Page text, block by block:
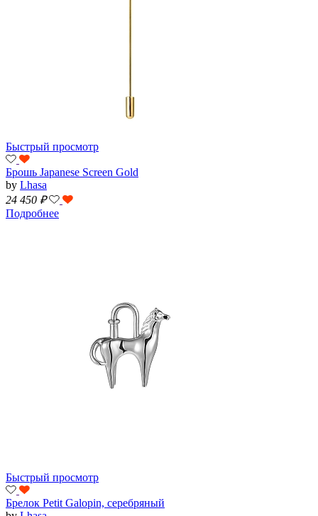
Быстрый просмотр
Брошь Japanese Screen Gold
by Lhasa
24 450 ₽
Подробнее
Быстрый просмотр
Брелок Petit Galopin, серебряный